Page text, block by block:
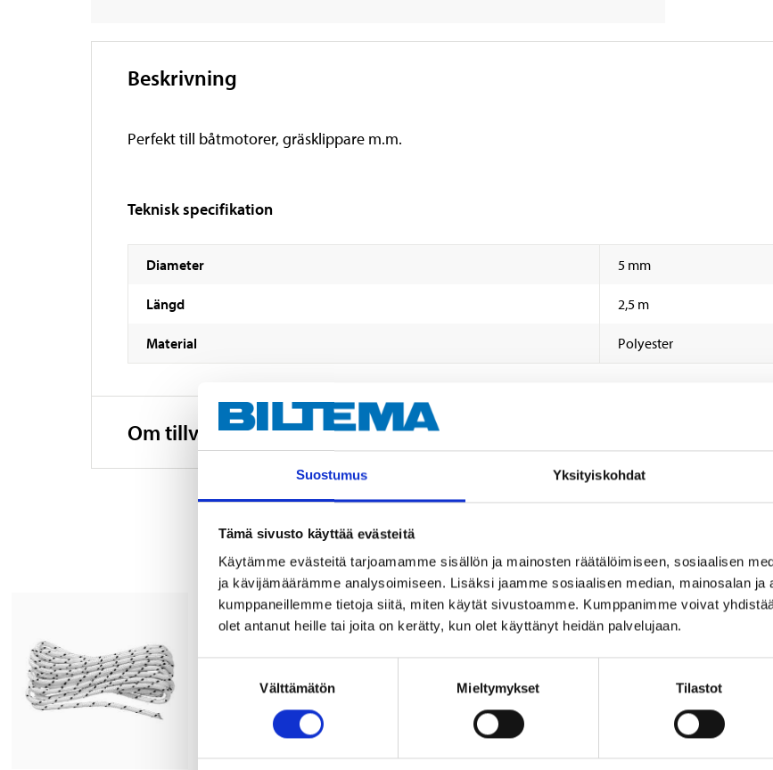
Suostumus Yksityiskohdat
Tämä sivusto käyttää evästeitä
Käytämme evästeitä tarjoamamme sisällön ja mainosten räätälöimiseen, sosiaalisen
ja kävijämäärämme analysoimiseen. Lisäksi jaamme sosiaalisen median, mainosalan ja
kumppaneillemme tietoja siitä, miten käytät sivustoamme. Kumppanimme voivat
olet antanut heille tai joita on kerätty, kun olet käyttänyt heidän palvelujaan.
Välttämätön Mieltymykset Tilastot
Beskrivning
Perfekt till båtmotorer, gräsklippare m.m.
Teknisk specifikation
Diameter 5 mm
Längd 2,5 m
Material Polyester
Om tillverkaren